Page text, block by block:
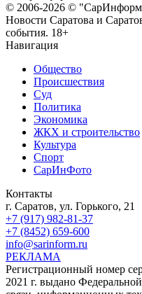
© 2006-2026 ©
Новости Саратова и
события. 18+
Навигация
Общество
Происшествия
Суд
Политика
Экономика
ЖКХ и строительство
Культура
Спорт
СарИнФото
Контакты
г. Саратов, ул. Горького, 21
+7 (917) 982-81-37
+7 (8452) 659-600
info@sarinform.ru
РЕКЛАМА
Регистрационный номер
2021 г. выдано